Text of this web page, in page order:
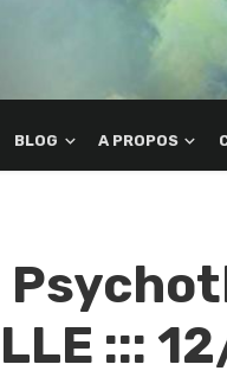
BLOG A PROPOS
:::